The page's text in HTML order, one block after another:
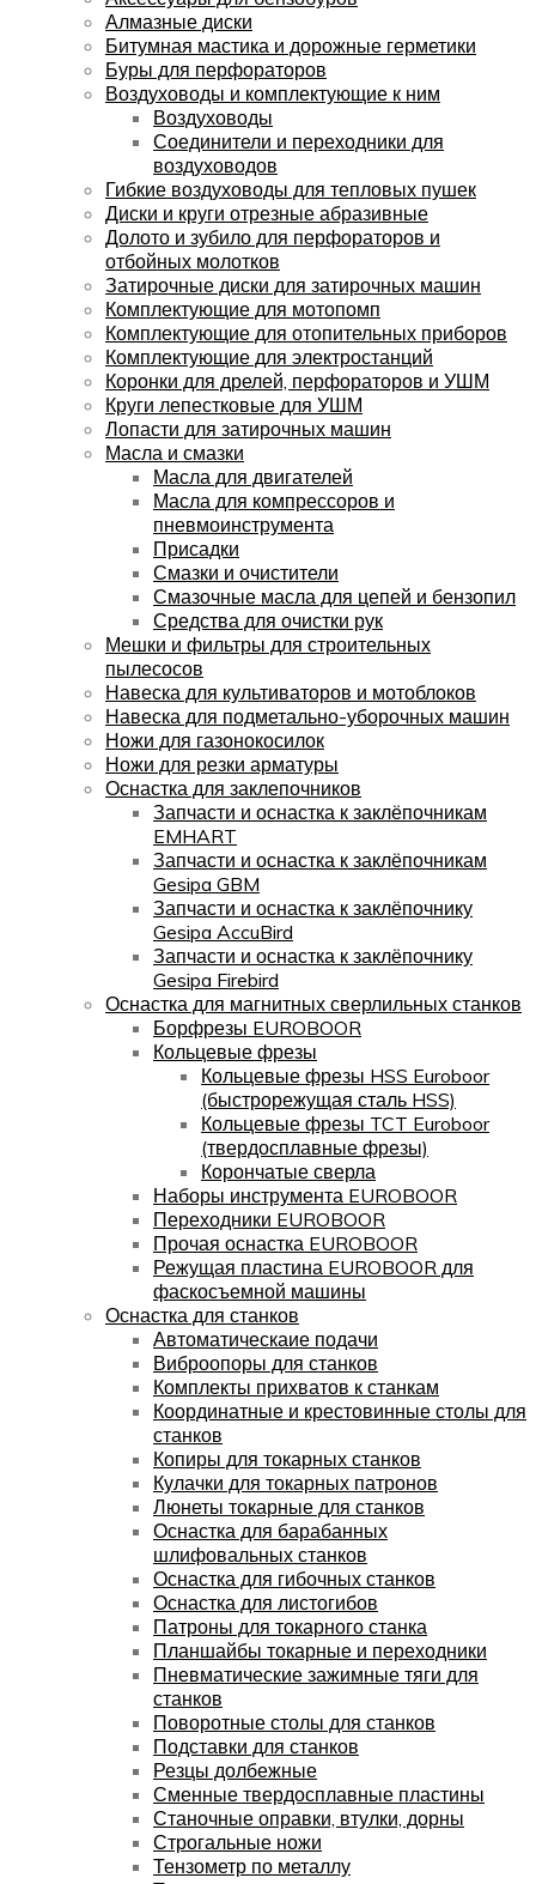
Алмазные диски
Битумная мастика и дорожные герметики
Буры для перфораторов
Воздуховоды и комплектующие к ним
Воздуховоды
Соединители и переходники для
воздуховодов
Гибкие воздуховоды для тепловых пушек
Диски и круги отрезные абразивные
Долото и зубило для перфораторов и
отбойных молотков
Затирочные диски для затирочных машин
Комплектующие для мотопомп
Комплектующие для отопительных приборов
Комплектующие для электростанций
Коронки для дрелей, перфораторов и УШМ
Круги лепестковые для УШМ
Лопасти для затирочных машин
Масла и смазки
Масла для двигателей
Масла для компрессоров и
пневмоинструмента
Присадки
Смазки и очистители
Смазочные масла для цепей и бензопил
Средства для очистки рук
Мешки и фильтры для строительных
пылесосов
Навеска для культиваторов и мотоблоков
Навеска для подметально-уборочных машин
Ножи для газонокосилок
Ножи для резки арматуры
Оснастка для заклепочников
Запчасти и оснастка к заклёпочникам
EMHART
Запчасти и оснастка к заклёпочникам
Gesipa GBM
Запчасти и оснастка к заклёпочнику
Gesipa AccuBird
Запчасти и оснастка к заклёпочнику
Gesipa Firebird
Оснастка для магнитных сверлильных станков
Борфрезы EUROBOOR
Кольцевые фрезы
Кольцевые фрезы HSS Euroboor
(быстрорежущая сталь HSS)
Кольцевые фрезы TCT Euroboor
(твердосплавные фрезы)
Корончатые сверла
Наборы инструмента EUROBOOR
Переходники EUROBOOR
Прочая оснастка EUROBOOR
Режущая пластина EUROBOOR для
фаскосъемной машины
Оснастка для станков
Автоматическаие подачи
Виброопоры для станков
Комплекты прихватов к станкам
Координатные и крестовинные столы для
станков
Копиры для токарных станков
Кулачки для токарных патронов
Люнеты токарные для станков
Оснастка для барабанных
шлифовальных станков
Оснастка для гибочных станков
Оснастка для листогибов
Патроны для токарного станка
Планшайбы токарные и переходники
Пневматические зажимные тяги для
станков
Поворотные столы для станков
Подставки для станков
Резцы долбежные
Сменные твердосплавные пластины
Станочные оправки, втулки, дорны
Строгальные ножи
Тензометр по металлу